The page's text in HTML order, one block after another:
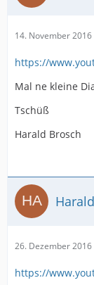
14. November
https://
Mal ne kleine
Tschüß
Harald Brosch
26. Dezember 2016
https://